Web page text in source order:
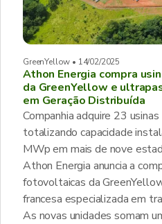
GreenYellow • 14/02/2025
Athon Energia compra
da GreenYellow e
em Geração Distribuída
Companhia adquire 23
totalizando capacidade
MWp em mais de nove
Athon Energia anuncia a
fotovoltaicas da
francesa especializada em
As novas unidades somam